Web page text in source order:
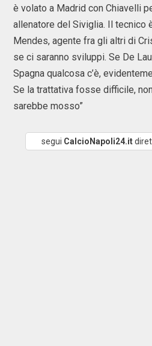
è volato a Madrid con Chiavelli
allenatore del Siviglia. Il tecnico
Mendes, agente fra gli altri di
se ci saranno sviluppi. Se De
Spagna qualcosa c’è,
Se la trattativa fosse difficile,
sarebbe mosso”
segui CalcioNapoli24.it